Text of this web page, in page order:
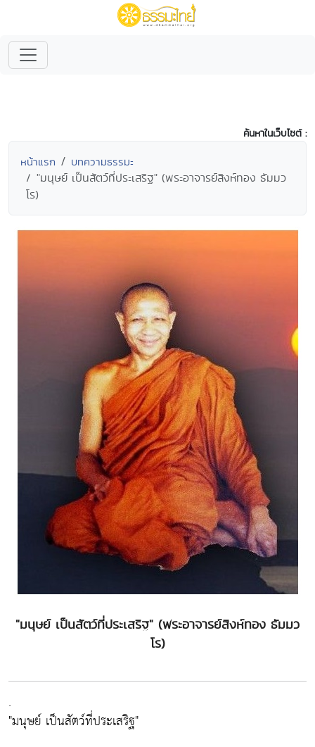
ค้นหาในเว็บไซต์ :
หน้าแรก บทความธรรมะ
"มนุษย์ เป็นสัตว์ที่ประเสริฐ" (พระอาจารย์สิงห์ทอง ธัมมว
โร)
"มนุษย์ เป็นสัตว์ที่ประเสริฐ" (พระอาจารย์สิงห์ทอง ธัมมว
โร)
.
"มนุษย์ เป็นสัตว์ที่ประเสริฐ"